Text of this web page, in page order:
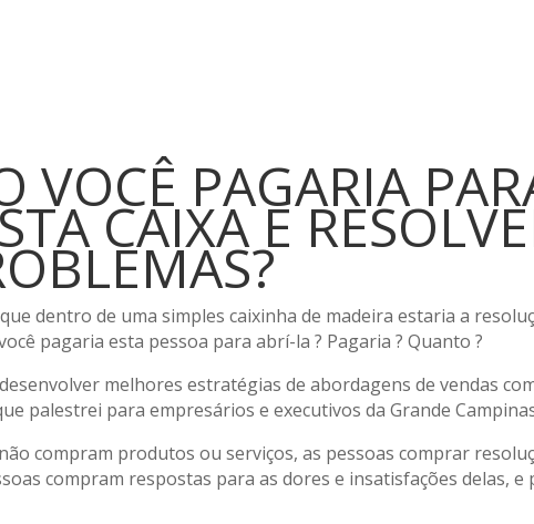
VOCÊ PAGARIA
CAIXA E
dentro de uma simples caixinha de madeira estaria a
pagaria esta pessoa para abrí-la ? Pagaria ? Quanto ?
melhores estratégias de abordagens de vendas
palestrei para empresários e executivos da Grande
compram produtos ou serviços, as pessoas comprar
compram respostas para as dores e insatisfações delas,